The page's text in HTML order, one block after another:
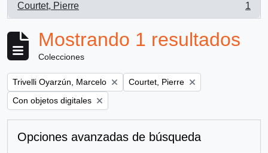
Courtet, Pierre
, 1 resultados
1
Mostrando 1 resultados
Colecciones
Remove filter:
Trivelli Oyarzún, Marcelo Remove filter:
Courtet, Pierre
Remove filter:
Con objetos digitales
Opciones avanzadas de búsqueda